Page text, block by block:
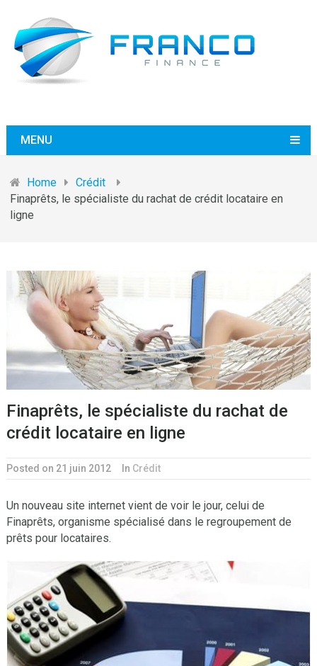
MENU
Home
Crédit
Finaprêts, le spécialiste du rachat de crédit locataire en
ligne
Finaprêts, le spécialiste du rachat de
crédit locataire en ligne
Posted on 21 juin 2012 In Crédit
Un nouveau site internet vient de voir le jour, celui de
Finaprêts, organisme spécialisé dans le regroupement de
prêts pour locataires.